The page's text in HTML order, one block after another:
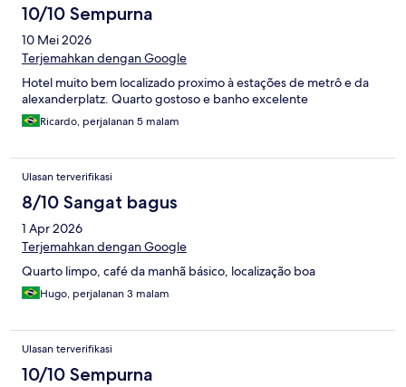
10/10 Sempurna
10 Mei 2026
Terjemahkan dengan Google
Hotel muito bem localizado proximo à estações de metrô e da
alexanderplatz. Quarto gostoso e banho excelente
Ricardo, perjalanan 5 malam
Ulasan terverifikasi
8/10 Sangat bagus
1 Apr 2026
Terjemahkan dengan Google
Quarto limpo, café da manhã básico, localização boa
Hugo, perjalanan 3 malam
Ulasan terverifikasi
10/10 Sempurna